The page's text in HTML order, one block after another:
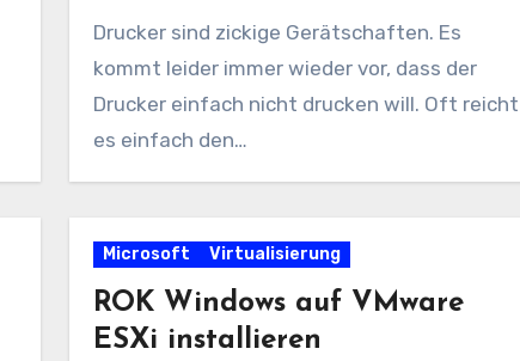
Drucker sind zickige Gerätschaften. Es
kommt leider immer wieder vor, dass der
Drucker einfach nicht drucken will. Oft reicht
es einfach den…
Microsoft Virtualisierung
ROK Windows auf VMware
ESXi installieren